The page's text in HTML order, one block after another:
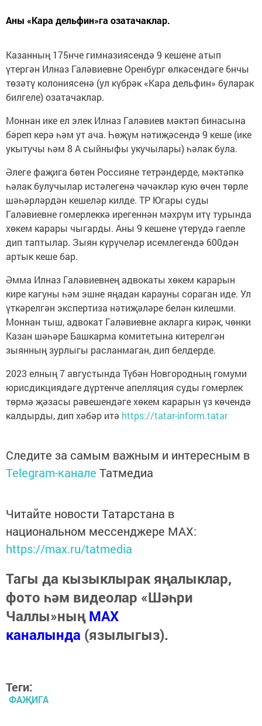
Аны «Кара дельфин»га озатачаклар.
Казанның 175нче гимназиясендә 9 кешене атып
үтергән Илназ Галәвиевне Оренбург өлкәсендәге 6нчы
төзәтү колониясенә (ул күбрәк «Кара дельфин» буларак
билгеле) озатачаклар.
Моннан ике ел элек Илназ Галәвиев мәктәп бинасына
бәреп керә һәм ут ача. Һөҗүм нәтиҗәсендә 9 кеше (ике
укытучы һәм 8 А сыйныфы укучылары) һәлак була.
Әлеге фаҗига бөтен Россияне тетрәндерде, мәктәпкә
һәлак булучылар истәлегенә чәчәкләр кую өчен төрле
шәһәрләрдән кешеләр килде. ТР Югары суды
Галәвиевне гомерлеккә ирегеннән мәхрүм итү турында
хөкем карары чыгарды. Аны 9 кешене үтерүдә гаепле
дип таптылар. Зыян күрүчеләр исемлегендә 600дән
артык кеше бар.
Әмма Илназ Галәвиевнең адвокаты хөкем карарын
кире кагуны һәм эшне яңадан карауны сораган иде. Ул
үткәрелгән экспертиза нәтиҗәләре белән килешми.
Моннан тыш, адвокат Галәвиевне акларга кирәк, чөнки
Казан шәһәре Башкарма комитетына китерелгән
зыянның зурлыгы расланмаган, дип белдерде.
2023 елның 7 августында Түбән Новгородның гомуми
юрисдикциядәге дүртенче апелляция суды гомерлек
төрмә җәзасы рәвешендәге хөкем карарын үз көчендә
калдырды, дип хәбәр итә https://tatar-inform.tatar
Следите за самым важным и интересным в
Telegram-канале Татмедиа
Читайте новости Татарстана в
национальном мессенджере MАХ:
https://max.ru/tatmedia
Тагы да кызыклырак яңалыклар,
фото һәм видеолар «Шәһри
Чаллы»ныңMAX
каналында (язылыгыз).
Теги:
ФАҖИГА